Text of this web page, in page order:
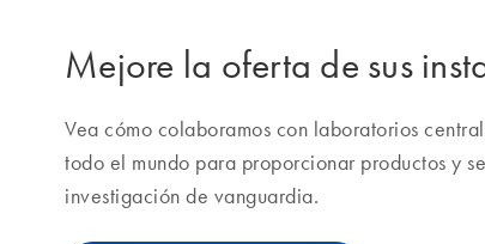
Mejore la oferta de sus
Vea cómo colaboramos con laboratorios
todo el mundo para proporcionar productos y
investigación de vanguardia.